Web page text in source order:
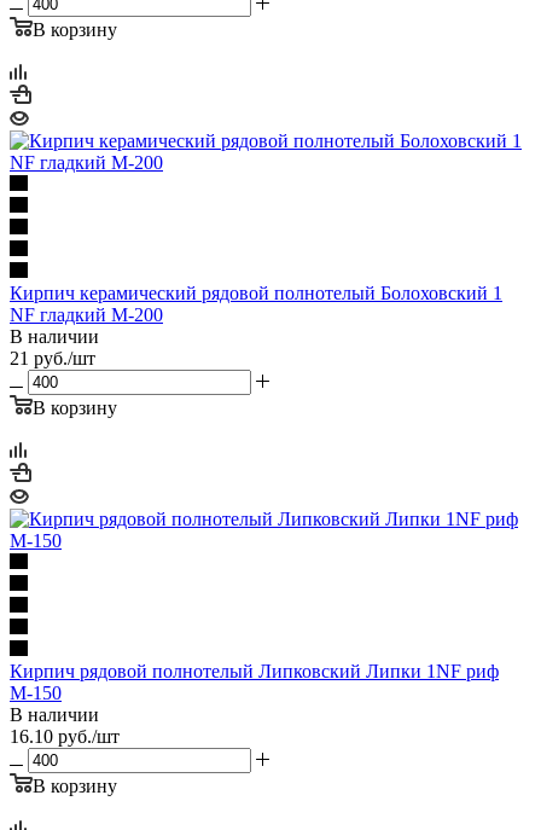
В корзину
Кирпич керамический рядовой полнотелый Болоховский 1
NF гладкий М-200
В наличии
21 руб./шт
В корзину
Кирпич рядовой полнотелый Липковский Липки 1NF риф
М-150
В наличии
16.10 руб./шт
В корзину